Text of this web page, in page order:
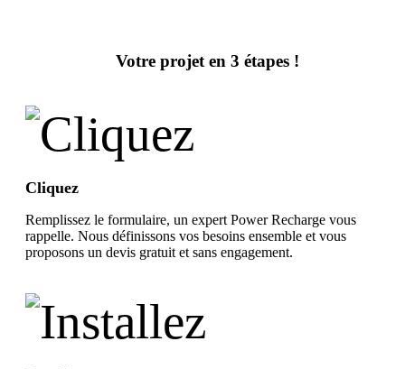
Votre projet en 3 étapes !
Cliquez
Remplissez le formulaire, un expert Power Recharge vous
rappelle. Nous définissons vos besoins ensemble et vous
proposons un devis gratuit et sans engagement.